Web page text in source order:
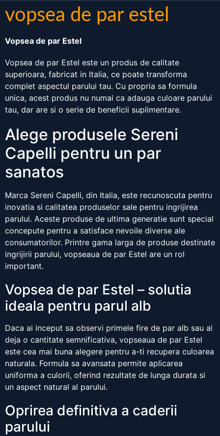
vopsea de par estel
Vopsea de par Estel
Vopsea de par Estel este un produs de calitate
superioara, fabricat in Italia, ce poate transforma
complet aspectul parului tau. Cu propria sa formula
unica, acest produs nu numai ca adauga culoare parului
tau, dar are si o serie de beneficii suplimentare.
Alege produsele Sereni
Capelli pentru un par
sanatos
Marca Sereni Capelli, din Italia, este recunoscuta pentru
inovatia si calitatea produselor sale pentru ingrijirea
parului. Aceste produse de ultima generatie sunt special
concepute pentru a satisface nevoile diverse ale
consumatorilor. Printre gama larga de produse destinate
ingrijirii parului, vopseaua de par Estel are un rol
important.
Vopsea de par Estel – solutia
ideala pentru parul alb
Daca ai inceput sa observi primele fire de par alb sau ai
deja o cantitate semnificativa, vopseaua de par Estel
este cea mai buna alegere pentru a-ti recupera culoarea
naturala. Formula sa avansata permite aplicarea
uniforma a culorii, oferind rezultate de lunga durata si
un aspect natural al parului.
Oprirea definitiva a caderii
parului